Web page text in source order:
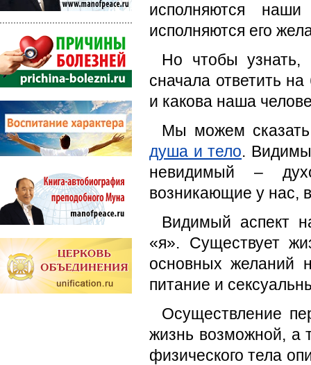
исполняются
исполняются его
Но чтобы узнать,
сначала ответить
и какова наша
Мы можем сказать
душа и тело.
невидимый –
возникающие у нас,
Видимый аспект
«я». Существует
основных желаний
питание и
Осуществление
жизнь возможной, а
физического тела